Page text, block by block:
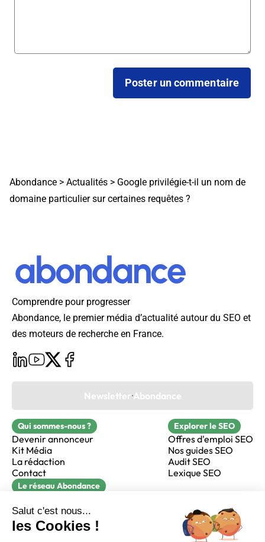
Abondance > Actualités > Google privilégie-t-il un nom de
domaine particulier sur certaines requêtes ?
Comprendre pour progresser
Abondance, le premier média d’actualité autour du SEO et
des moteurs de recherche en France.
Newsletter Abondance
Qui sommes-nous ?
Devenir annonceur
Kit Média
La rédaction
Contact
Explorer le SEO
Offres d'emploi SEO
Nos guides SEO
Audit SEO
Lexique SEO
Le réseau Abondance
Réacteur
alfie formation